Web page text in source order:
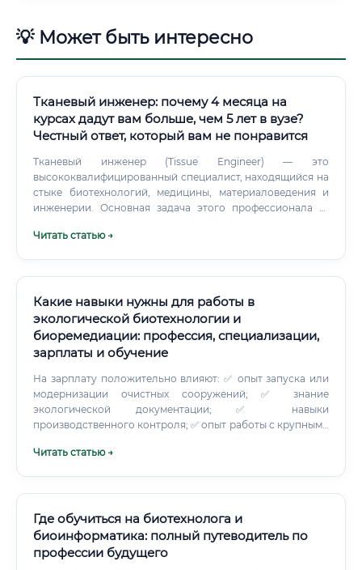
💡 Может быть интересно
Тканевый инженер: почему 4 месяца на
курсах дадут вам больше, чем 5 лет в вузе?
Честный ответ, который вам не понравится
Тканевый инженер (Tissue Engineer) — это
высококвалифицированный специалист, находящийся на
стыке биотехнологий, медицины, материаловедения и
инженерии. Основная задача этого профессионала —
восстанавливать, поддерживать или улучшать функции
Читать статью →
Какие навыки нужны для работы в
экологической биотехнологии и
биоремедиации: профессия, специализации,
зарплаты и обучение
На зарплату положительно влияют: ✅ опыт запуска или
модернизации очистных сооружений; ✅ знание
экологической документации; ✅ навыки
производственного контроля; ✅ опыт работы с крупными
GIS и статистическими инструментами; ✅ умение
доход может быть ниже, чем в промышленной компании,
зато появляются возможности для грантов, публикаций,
преподавания и международных проектов. Сравнение
дохода по типам работодателей Если специалист умеет
Читать статью →
Где обучиться на биотехнолога и
биоинформатика: полный путеводитель по
профессии будущего